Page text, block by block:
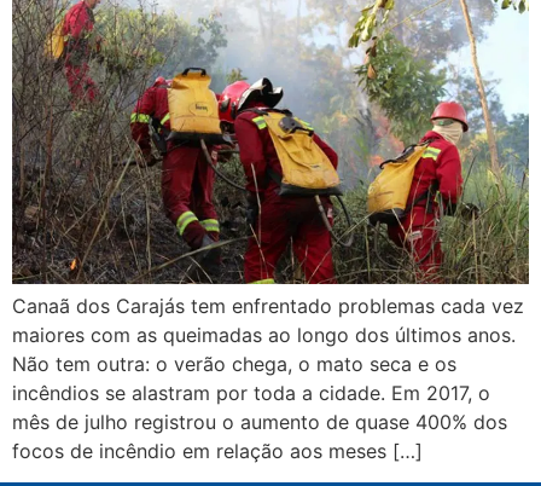
Canaã dos Carajás tem enfrentado problemas cada vez
maiores com as queimadas ao longo dos últimos anos.
Não tem outra: o verão chega, o mato seca e os
incêndios se alastram por toda a cidade. Em 2017, o
mês de julho registrou o aumento de quase 400% dos
focos de incêndio em relação aos meses […]